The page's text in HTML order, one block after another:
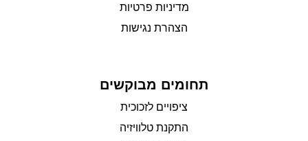
מדיניות פרטיות
הצהרת נגישות
תחומים מבוקשים
ציפויים לזכוכית
התקנת טלוויזיה